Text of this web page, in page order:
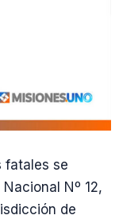
fatales se
Nº 12,
de